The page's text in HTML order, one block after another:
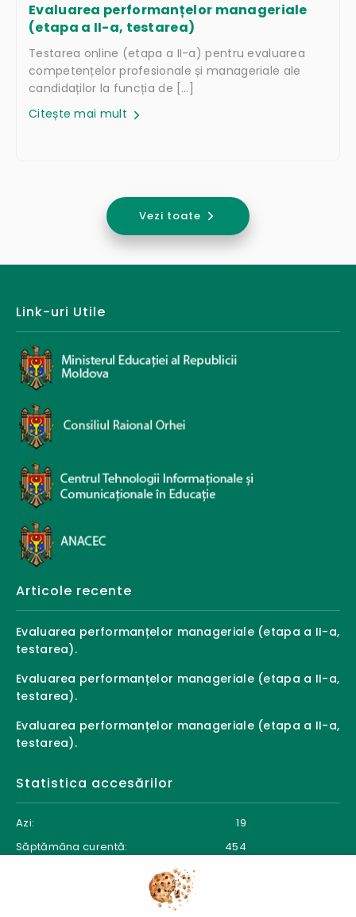
Evaluarea performanțelor manageriale
(etapa a II-a, testarea)
Testarea online (etapa a II-a) pentru evaluarea
competențelor profesionale și manageriale ale
candidaților la funcția de […]
Citește mai mult
Vezi toate
Link-uri Utile
Articole recente
Evaluarea performanțelor manageriale (etapa a II-a,
testarea).
Evaluarea performanțelor manageriale (etapa a II-a,
testarea).
Evaluarea performanțelor manageriale (etapa a II-a,
testarea).
Statistica accesărilor
Azi:
19
Săptămâna curentă:
454